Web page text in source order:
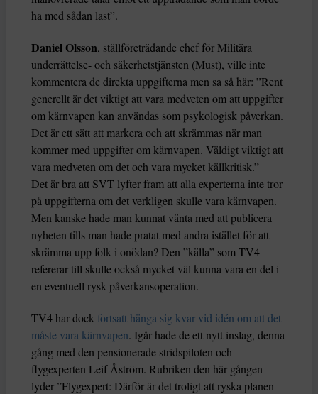
ha med sådan last”.
Daniel Olsson, ställföreträdande chef för Militära
underrättelse- och säkerhetstjänsten (Must), ville inte
kommentera de direkta uppgifterna men sa så här: ”Rent
generellt är det viktigt att vara medveten om att uppgifter
om kärnvapen kan användas som psykologisk påverkan.
Det är ett sätt att markera och att skrämmas när man
kommer med uppgifter om kärnvapen. Väldigt viktigt att
vara medveten om det och vara mycket källkritisk.”
Det är bra att SVT lyfter fram att alla experterna inte tror
på uppgifterna om det verkligen skulle vara kärnvapen.
Men kanske hade man kunnat vänta med att publicera
nyheten tills man hade pratat med andra istället för att
skrämma upp folk i onödan? Den ”källa” som TV4
refererar till skulle också mycket väl kunna vara en del i
en eventuell rysk påverkansoperation.
TV4 har dock fortsatt hänga sig kvar vid idén om att det
måste vara kärnvapen. Igår hade de ett nytt inslag, denna
gång med den pensionerade stridspiloten och
flygexperten Leif Åström. Rubriken den här gången
lyder ”Flygexpert: Därför är det troligt att ryska planen